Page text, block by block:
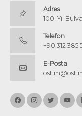
Adres
100. Yıl
Telefon
+90 312 385
E-Posta